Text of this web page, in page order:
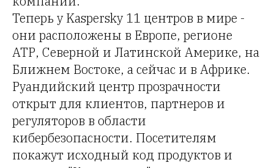
Теперь у Kaspersky 11 центров в мире -
они расположены в Европе, регионе
АТР, Северной и Латинской Америке, на
Ближнем Востоке, а сейчас и в Африке.
Руандийский центр прозрачности
открыт для клиентов, партнеров и
регуляторов в области
кибербезопасности. Посетителям
покажут исходный код продуктов и